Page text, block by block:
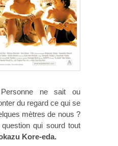
ne sait ou
du regard ce qui se
mètres de nous ?
qui sourd tout
Kore-eda.